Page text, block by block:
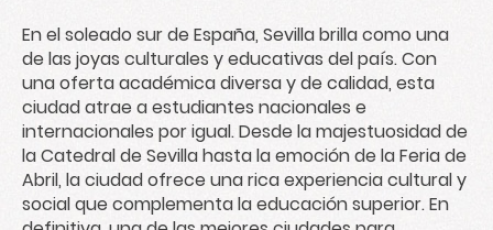
En el soleado sur de España, Sevilla brilla como una
de las joyas culturales y educativas del país. Con
una oferta académica diversa y de calidad, esta
ciudad atrae a estudiantes nacionales e
internacionales por igual. Desde la majestuosidad de
la Catedral de Sevilla hasta la emoción de la Feria de
Abril, la ciudad ofrece una rica experiencia cultural y
social que complementa la educación superior. En